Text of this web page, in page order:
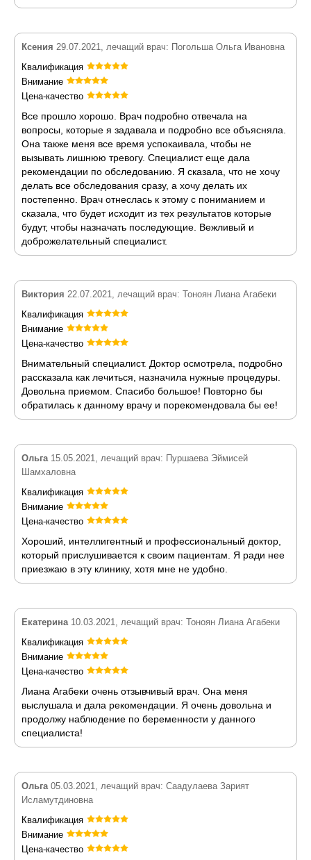
Ксения 29.07.2021, лечащий врач: Погольша Ольга Ивановна
Квалификация
Внимание
Цена-качество
Все прошло хорошо. Врач подробно отвечала на
вопросы, которые я задавала и подробно все объясняла.
Она также меня все время успокаивала, чтобы не
вызывать лишнюю тревогу. Специалист еще дала
рекомендации по обследованию. Я сказала, что не хочу
делать все обследования сразу, а хочу делать их
постепенно. Врач отнеслась к этому с пониманием и
сказала, что будет исходит из тех результатов которые
будут, чтобы назначать последующие. Вежливый и
доброжелательный специалист.
Виктория 22.07.2021, лечащий врач: Тоноян Лиана Агабеки
Квалификация
Внимание
Цена-качество
Внимательный специалист. Доктор осмотрела, подробно
рассказала как лечиться, назначила нужные процедуры.
Довольна приемом. Спасибо большое! Повторно бы
обратилась к данному врачу и порекомендовала бы ее!
Ольга15.05.2021, лечащий врач: Пуршаева Эймисей
Шамхаловна
Квалификация
Внимание
Цена-качество
Хороший, интеллигентный и профессиональный доктор,
который прислушивается к своим пациентам. Я ради нее
приезжаю в эту клинику, хотя мне не удобно.
Екатерина10.03.2021, лечащий врач: Тоноян Лиана Агабеки
Квалификация
Внимание
Цена-качество
Лиана Агабеки очень отзывчивый врач. Она меня
выслушала и дала рекомендации. Я очень довольна и
продолжу наблюдение по беременности у данного
специалиста!
Ольга05.03.2021, лечащий врач: Саадулаева Зарият
Исламутдиновна
Квалификация
Внимание
Цена-качество